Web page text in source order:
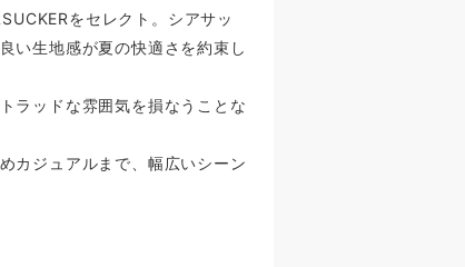
をセレクト。シアサッ
い生地感が夏の快適さを約束し
ラッドな雰囲気を損なうことな
カジュアルまで、幅広いシーン